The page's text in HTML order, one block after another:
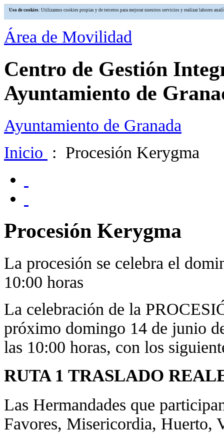
Uso de cookies: Utilizamos cookies propias y de terceros para mejorar nuestros servicios y realizar labores
Área de Movilidad
Centro de Gestión
Ayuntamiento de
Ayuntamiento de Granada
Inicio : Procesión Kerygma
Procesión Kerygma
La procesión se celebra el
10:00 horas
La celebración de la
próximo domingo 14 de junio
las 10:00 horas, con los
RUTA 1 TRASLADO
Las Hermandades que
Favores, Misericordia, Huerto,